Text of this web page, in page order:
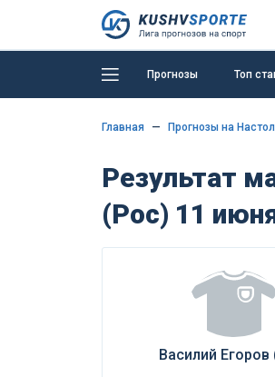
Прогнозы Топ
Главная Прогнозы на
Результат
(Рос) 11
Василий Егоров